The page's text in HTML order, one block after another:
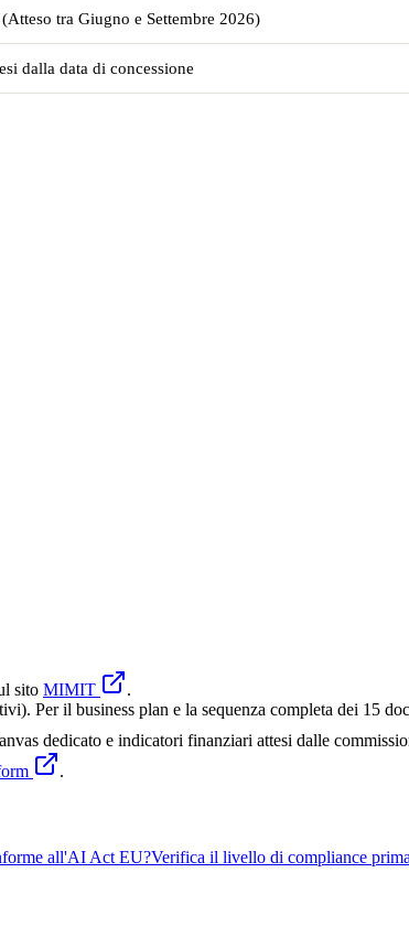
(Atteso tra Giugno e Settembre 2026)
dalla data di concessione
sito MIMIT
.
Per il business plan e la sequenza completa dei 15
dedicato e indicatori finanziari attesi dalle
.
all'AI Act EU?Verifica il livello di compliance